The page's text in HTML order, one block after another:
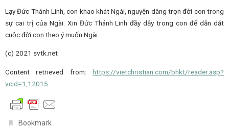
Lạy Đức Thánh Linh, con khao khát Ngài, nguyện dâng trọn đời con trong
sự cai trị của Ngài. Xin Đức Thánh Linh đầy dẫy trong con để dẫn dắt
cuộc đời con theo ý muốn Ngài.
(c) 2021 svtk.net
Content retrieved from: https://vietchristian.com/bhkt/reader.asp?
vcid=1,12015
Bookmark